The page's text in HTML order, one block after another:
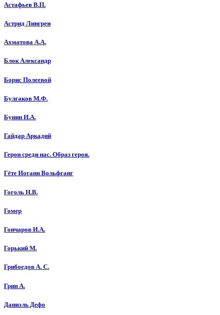
Астафьев В.П.
Астрид Лингрен
Ахматова А.А.
Блок Александр
Борис Полеевой
Булгаков М.Ф.
Бунин И.А.
Гайдар Аркадий
Герои среди нас. Образ героя.
Гёте Иоганн Вольфганг
Гоголь Н.В.
Гомер
Гончаров И.А.
Горький М.
Грибоедов А. С.
Грин А.
Даниэль Дефо